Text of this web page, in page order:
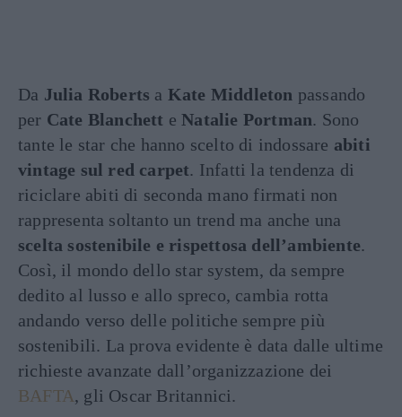
Da Julia Roberts a Kate Middleton passando
per Cate Blanchett eNatalie Portman. Sono
tante le star che hanno scelto di indossare abiti
vintage sul red carpet. Infatti la tendenza di
riciclare abiti di seconda mano firmati non
rappresenta soltanto un trend ma anche una
scelta sostenibile e rispettosa dell’ambiente.
Così, il mondo dello star system, da sempre
dedito al lusso e allo spreco, cambia rotta
andando verso delle politiche sempre più
sostenibili. La prova evidente è data dalle ultime
richieste avanzate dall’organizzazione dei
BAFTA, gli Oscar Britannici.